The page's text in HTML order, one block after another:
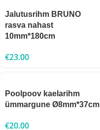
Jalutusrihm BRUNO
rasva nahast
10mm*180cm
€23.00
Poolpoov kaelarihm
ümmargune Ø8mm*37cm
€20.00